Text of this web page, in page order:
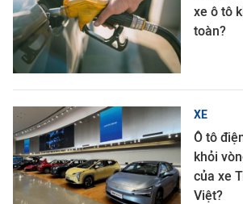
xe ô tô
toàn?
XE
Ô tô
khỏi
của xe
Việt?